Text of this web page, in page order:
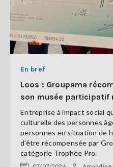
En bref
Loos : Groupama
son musée participatif
Entreprise à impact social
culturelle des personnes
personnes en situation de
d'être récompensée par
catégorie Trophée Pro.